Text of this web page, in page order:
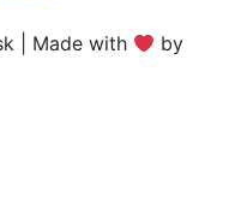
| Made with
by